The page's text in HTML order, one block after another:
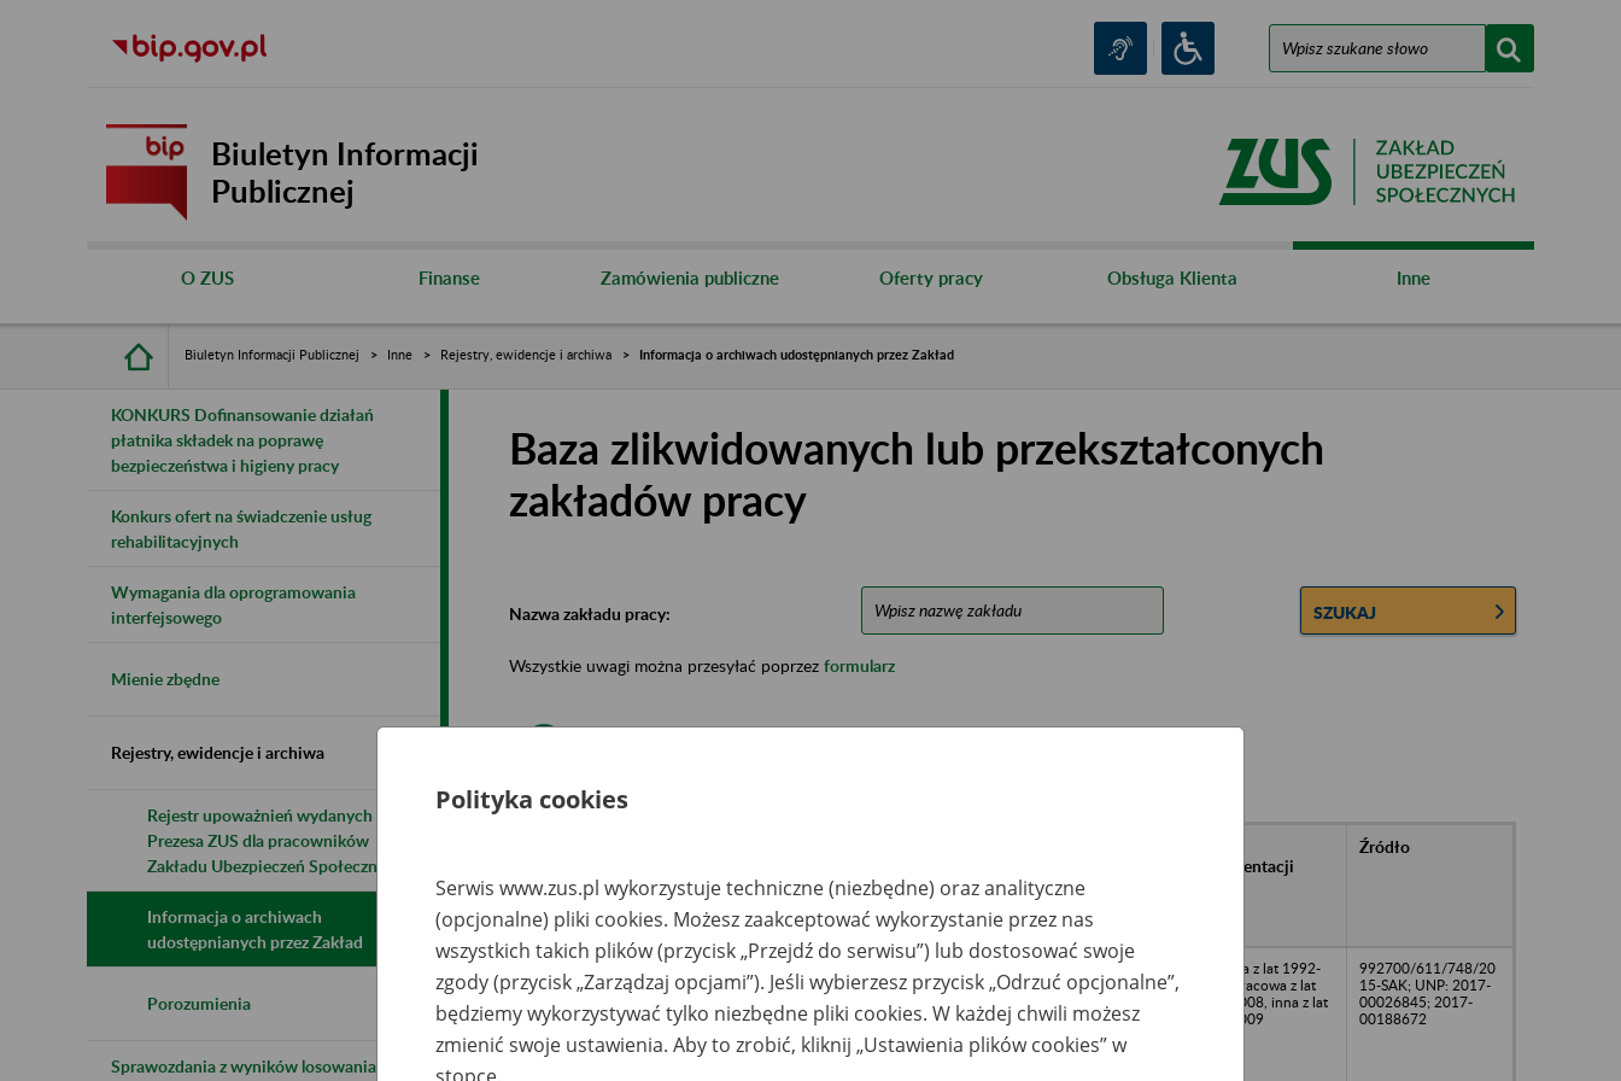
Biuletyn Informacji
Publicznej
O ZUS Finanse Zamówienia publiczne Oferty pracy Obsługa Klienta Inne
Biuletyn Informacji Publicznej Inne Rejestry, ewidencje i archiwa Informacja o archiwach udostępnianych przez Zakład
KONKURS Dofinansowanie działań
płatnika składek na poprawę
bezpieczeństwa i higieny pracy
Konkurs ofert na świadczenie usług
rehabilitacyjnych
Wymagania dla oprogramowania
interfejsowego
Mienie zbędne
Rejestry, ewidencje i archiwa
Rejestr upoważnień wydanych przez
Prezesa ZUS dla pracowników
Zakładu Ubezpieczeń Społecznych
Informacja o archiwach
udostępnianych przez Zakład
Porozumienia
Sprawozdania z wyników losowania do
Baza zlikwidowanych lub przekształconych
zakładów pracy
Nazwa zakładu pracy: SZUKAJ
Wszystkie uwagi można przesyłać poprzez formularz
zakładu pracy
dokumentów
państwowym
przechowywanej w
archiwach
państwowych
dokumentacji
Źródło
CLASSIC SOFT
DRINK Spółka z o.o.,
Głogów, ul.
Żarkowska 5
Archiwum Państwowe
w Warszawie Oddział
Dokumentacji
Osobowej i Płacowej
w Milanówku, ul.
Stefana Okrzei 1, 05-
osobowa z lat 1992-
2009, płacowa z lat
1992-2008, inna z lat
1991-2009
992700/611/748/20
15-SAK; UNP: 2017-
00026845; 2017-
00188672
Polityka cookies
Serwis www.zus.pl wykorzystuje techniczne (niezbędne) oraz analityczne
(opcjonalne) pliki cookies. Możesz zaakceptować wykorzystanie przez nas
wszystkich takich plików (przycisk „Przejdź do serwisu”) lub dostosować swoje
zgody (przycisk „Zarządzaj opcjami”). Jeśli wybierzesz przycisk „Odrzuć opcjonalne”,
będziemy wykorzystywać tylko niezbędne pliki cookies. W każdej chwili możesz
zmienić swoje ustawienia. Aby to zrobić, kliknij „Ustawienia plików cookies” w